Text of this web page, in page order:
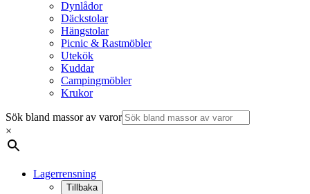
Dynlådor
Däckstolar
Hängstolar
Picnic & Rastmöbler
Utekök
Kuddar
Campingmöbler
Krukor
Sök bland massor av varor
×
Lagerrensning
Tillbaka